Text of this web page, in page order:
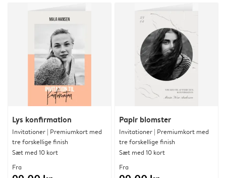
Lys konfirmation
Invitationer | Premiumkort med
tre forskellige finish
Sæt med 10 kort
Fra
Papir blomster
Invitationer | Premiumkort med
tre forskellige finish
Sæt med 10 kort
Fra